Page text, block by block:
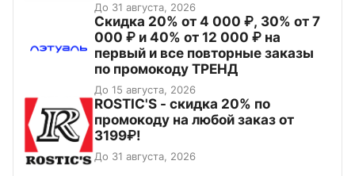
До 31 августа, 2026
Скидка 20% от 4 000 ₽, 30% от 7
000 ₽ и 40% от 12 000 ₽ на
первый и все повторные заказы
по промокоду ТРЕНД
До 15 августа, 2026
ROSTIC'S - скидка 20% по
промокоду на любой заказ от
3199₽!
До 31 августа, 2026